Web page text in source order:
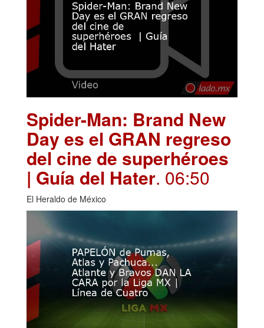
Spider-Man: Brand New
Day es el GRAN regreso
del cine de superhéroes
| Guía del Hater. 06:50
El Heraldo de México